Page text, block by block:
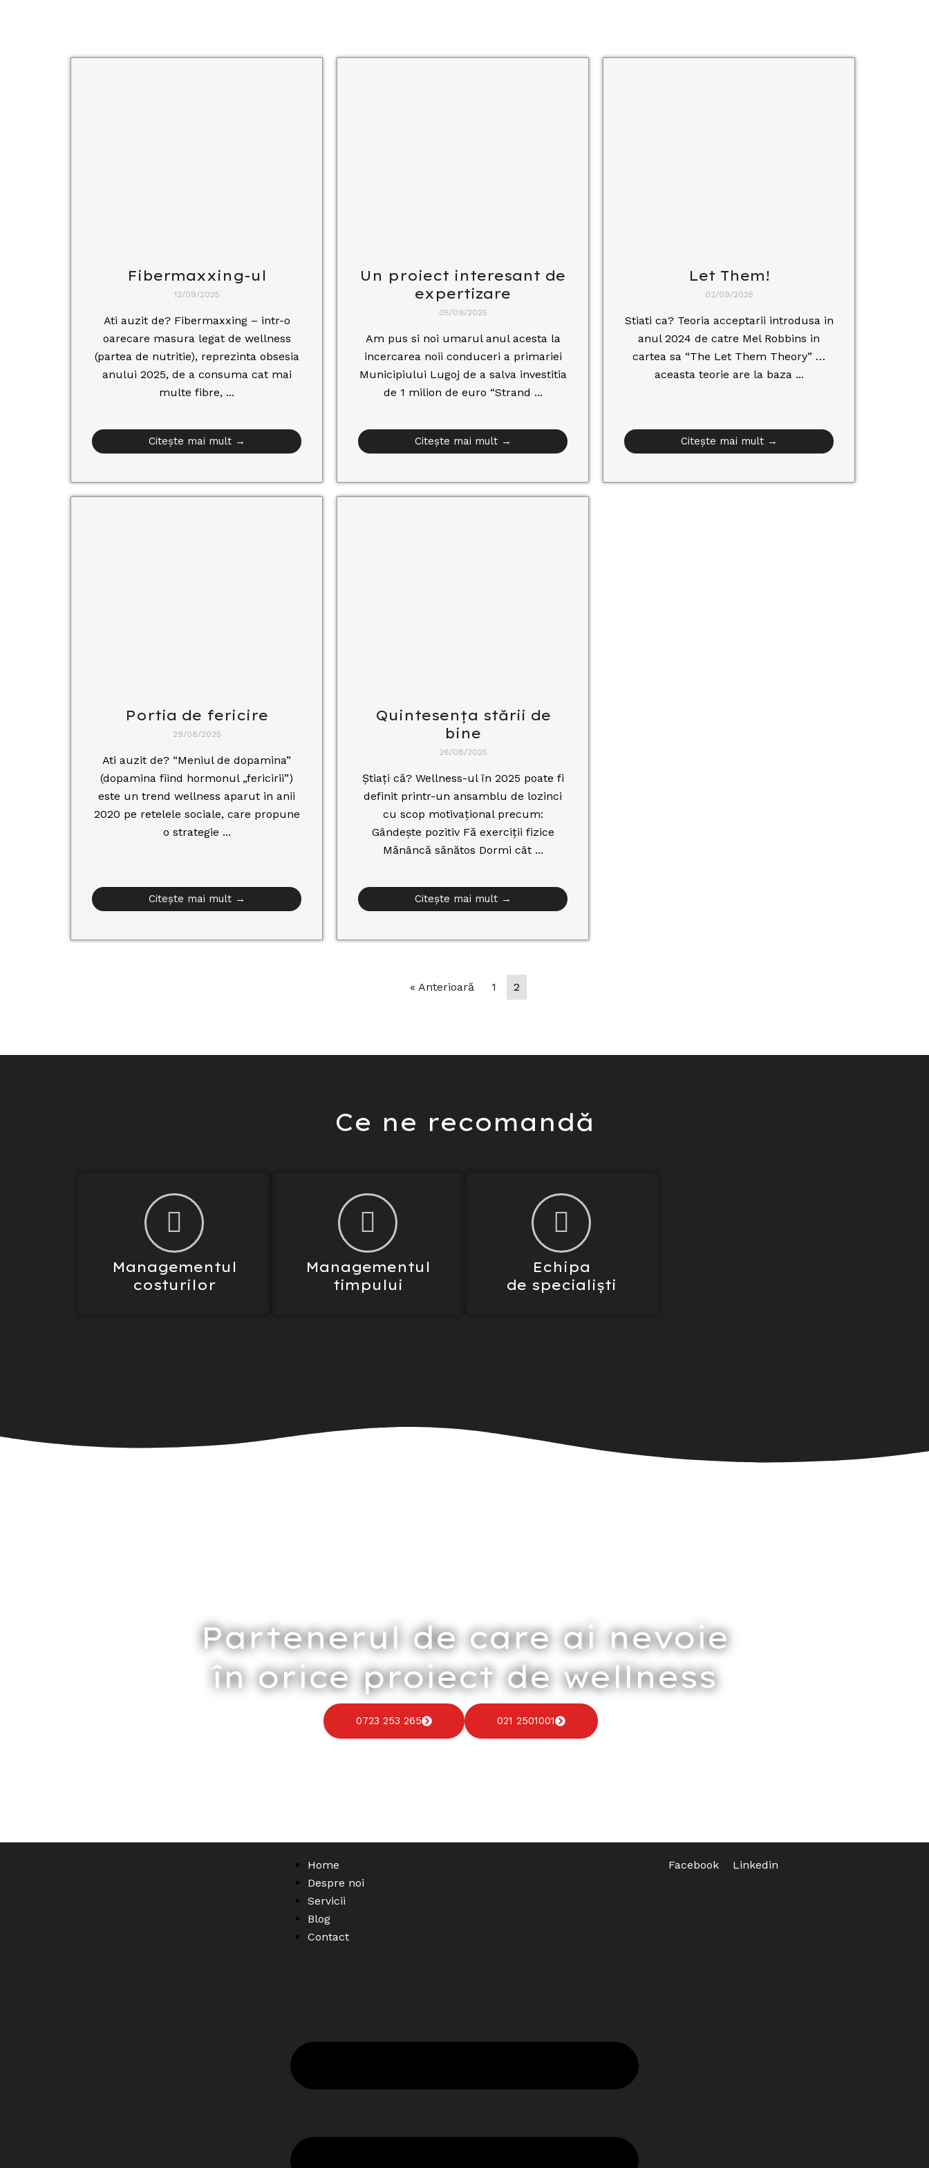
Fibermaxxing-ul
12/09/2025
Ati auzit de? Fibermaxxing – intr-o
oarecare masura legat de wellness
(partea de nutritie), reprezinta obsesia
anului 2025, de a consuma cat mai
multe fibre, ...
Citește mai mult →
Un proiect interesant de
expertizare
05/09/2025
Am pus si noi umarul anul acesta la
incercarea noii conduceri a primariei
Municipiului Lugoj de a salva investitia
de 1 milion de euro “Strand ...
Citește mai mult →
Let Them!
02/09/2025
Stiati ca? Teoria acceptarii introdusa in
anul 2024 de catre Mel Robbins in
cartea sa “The Let Them Theory” …
aceasta teorie are la baza ...
Citește mai mult →
Portia de fericire
29/08/2025
Ati auzit de? “Meniul de dopamina”
(dopamina fiind hormonul „fericirii”)
este un trend wellness aparut in anii
2020 pe retelele sociale, care propune
o strategie ...
Citește mai mult →
Quintesența stării de
bine
26/08/2025
Știați că? Wellness-ul în 2025 poate fi
definit printr-un ansamblu de lozinci
cu scop motivațional precum:
Gândește pozitiv Fă exerciții fizice
Mănâncă sănătos Dormi cât ...
Citește mai mult →
« Anterioară 1 2
Ce ne recomandă
Managementul
costurilor
Managementul
timpului
Echipa
de specialiști
Partenerul de care ai nevoie
în orice proiect de wellness
0723 253 265 021 2501001
Home
Despre noi
Servicii
Blog
Contact
Facebook Linkedin